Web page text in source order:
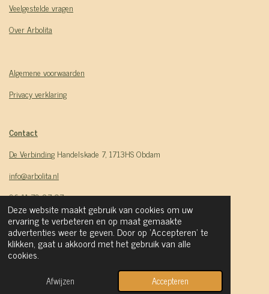
Deze website maakt gebruik van cookies om uw
ervaring te verbeteren en op maat gemaakte
advertenties weer te geven. Door op ‘Accepteren’ te
klikken, gaat u akkoord met het gebruik van alle
cookies.
Afwijzen Accepteren
Veelgestelde vragen
Over Arbolita
Algemene voorwaarden
Privacy verklaring
Contact
De Verbinding Handelskade 7, 1713HS Obdam
info@arbolita.nl
06 11 70 87 97
KvK-nr: 70611939
Btw-nr: NL002370794B17
De Verbindingis een dochteronderneming van Arbolita.